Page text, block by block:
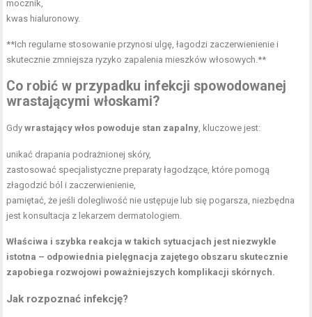
mocznik,
kwas hialuronowy.
**Ich regularne stosowanie przynosi ulgę, łagodzi zaczerwienienie i
skutecznie zmniejsza ryzyko zapalenia mieszków włosowych.**
Co robić w przypadku infekcji spowodowanej
wrastającymi włoskami?
Gdywrastający włos powoduje stan zapalny, kluczowe jest:
unikać drapania podrażnionej skóry,
zastosować specjalistyczne preparaty łagodzące, które pomogą
złagodzić ból i zaczerwienienie,
pamiętać, że jeśli dolegliwość nie ustępuje lub się pogarsza, niezbędna
jest konsultacja z lekarzem dermatologiem.
Właściwa i szybka reakcja w takich sytuacjach jest niezwykle
istotna – odpowiednia pielęgnacja zajętego obszaru skutecznie
zapobiega rozwojowi poważniejszych komplikacji skórnych.
Jak rozpoznać infekcję?